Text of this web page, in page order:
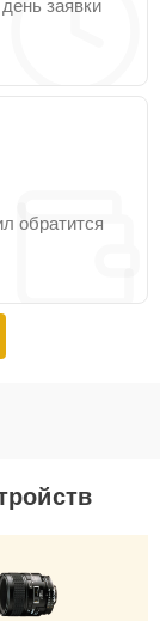
заявки
обратится